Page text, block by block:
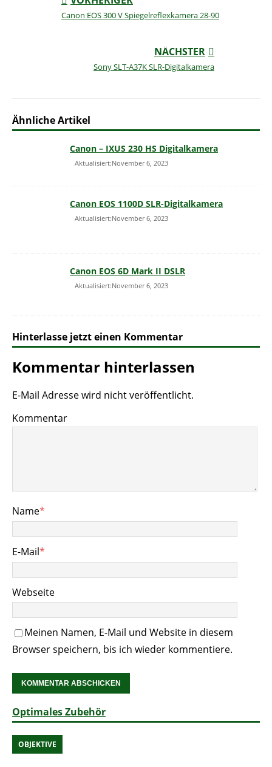
Canon EOS 300 V Spiegelreflexkamera 28-90
NÄCHSTER
Sony SLT-A37K SLR-Digitalkamera
Ähnliche Artikel
Canon – IXUS 230 HS Digitalkamera
Aktualisiert:November 6, 2023
Canon EOS 1100D SLR-Digitalkamera
Aktualisiert:November 6, 2023
Canon EOS 6D Mark II DSLR
Aktualisiert:November 6, 2023
Hinterlasse jetzt einen Kommentar
Kommentar hinterlassen
E-Mail Adresse wird nicht veröffentlicht.
Kommentar
Name*
E-Mail*
Webseite
Meinen Namen, E-Mail und Website in diesem
Browser speichern, bis ich wieder kommentiere.
Optimales Zubehör
OBJEKTIVE